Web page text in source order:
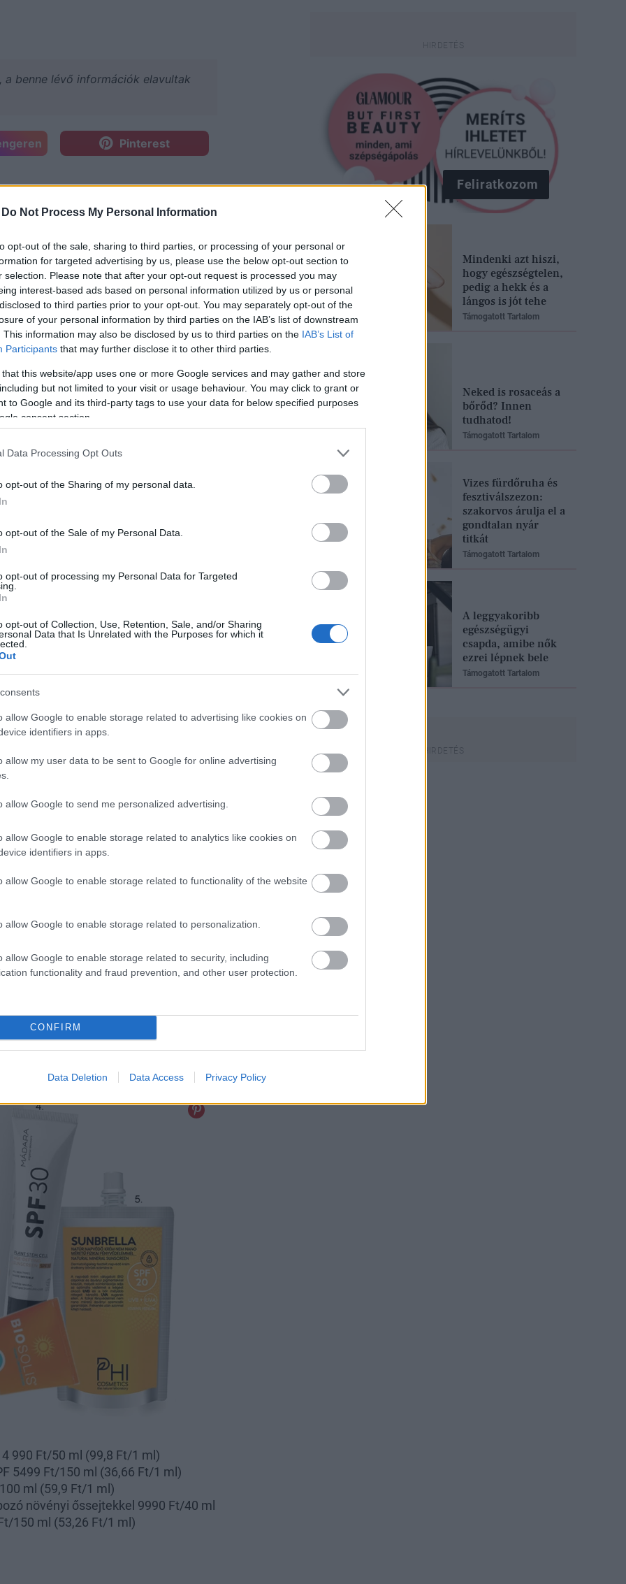
Do Not Process My Personal Information
opt-out of the sale, sharing to third parties, or processing of your personal or
for targeted advertising by us, please use the below opt-out section to
selection. Please note that after your opt-out request is processed you may
interest-based ads based on personal information utilized by us or personal
to third parties prior to your opt-out. You may separately opt-out of the
of your personal information by third parties on the IAB’s list of downstream
This information may also be disclosed by us to third parties on the IAB’s List of
Participants that may further disclose it to other third parties.
that this website/app uses one or more Google services and may gather and store
but not limited to your visit or usage behaviour. You may click to grant or
to Google and its third-party tags to use your data for below specified purposes
consent section.
Data Processing Opt Outs
opt-out of the Sharing of my personal data.
opt-out of the Sale of my Personal Data.
opt-out of processing my Personal Data for Targeted
opt-out of Collection, Use, Retention, Sale, and/or Sharing
Data that Is Unrelated with the Purposes for which it
allow Google to enable storage related to advertising like cookies on
identifiers in apps.
allow my user data to be sent to Google for online advertising
allow Google to send me personalized advertising.
allow Google to enable storage related to analytics like cookies on
identifiers in apps.
allow Google to enable storage related to functionality of the website
allow Google to enable storage related to personalization.
allow Google to enable storage related to security, including
functionality and fraud prevention, and other user protection.
CONFIRM
Data Deletion Data Access Privacy Policy
benne lévő információk elavultak
Pinterest
és mennyire fontos a
viszont arról még nem
számára, akiknek érzékeny a
a fényvédőkkel
a fényvédőkkel
teljesen el kell hagynod a
Ezek a fizikai szűrővel
az bőrödről és a kémiai
a bőrödbe!
990 Ft/50 ml (99,8 Ft/1 ml)
5499 Ft/150 ml (36,66 Ft/1 ml)
ml (59,9 Ft/1 ml)
növényi őssejtekkel 9990 Ft/40 ml
150 ml (53,26 Ft/1 ml)
Feliratkozom
Mindenki azt hiszi,
hogy egészségtelen,
pedig a hekk és a
lángos is jót tehe
Támogatott Tartalom
Neked is rosaceás a
bőrőd? Innen
tudhatod!
Támogatott Tartalom
Vizes fürdőruha és
fesztiválszezon:
szakorvos árulja el a
gondtalan nyár
titkát
Támogatott Tartalom
A leggyakoribb
egészségügyi
csapda, amibe nők
ezrei lépnek bele
Támogatott Tartalom